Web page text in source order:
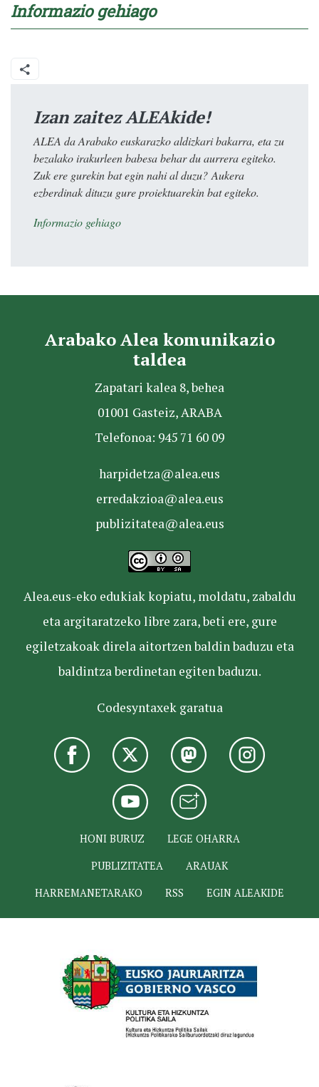
Informazio gehiago
Izan zaitez ALEAkide!
ALEA da Arabako euskarazko aldizkari bakarra, eta zu
bezalako irakurleen babesa behar du aurrera egiteko.
Zuk ere gurekin bat egin nahi al duzu? Aukera
ezberdinak dituzu gure proiektuarekin bat egiteko.
Informazio gehiago
Arabako Alea komunikazio
taldea
Zapatari kalea 8, behea
01001 Gasteiz, ARABA
Telefonoa: 945 71 60 09
harpidetza@alea.eus
erredakzioa@alea.eus
publizitatea@alea.eus
Alea.eus-eko edukiak kopiatu, moldatu, zabaldu
eta argitaratzeko libre zara, beti ere, gure
egiletzakoak direla aitortzen baldin baduzu eta
baldintza berdinetan egiten baduzu.
Codesyntaxek garatua
HONI BURUZ
LEGE OHARRA
PUBLIZITATEA
ARAUAK
HARREMANETARAKO
RSS EGIN ALEAKIDE